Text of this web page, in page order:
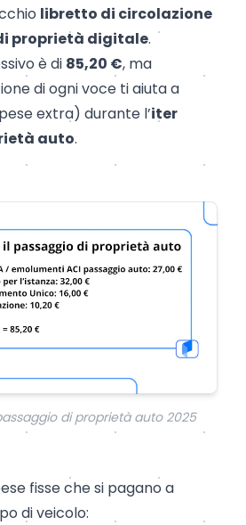
libretto di circolazione
proprietà digitale.
è di 85,20 €, ma
di ogni voce ti aiuta a
extra) durante l’iter
auto.
di proprietà auto 2025
fisse che si pagano a
di veicolo: